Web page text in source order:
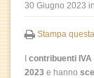
30 Giugno 2023 in
Stampa
contribuenti IVA
2023 e hanno